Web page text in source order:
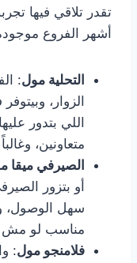
تقدر تلاقي فيها
أشهر الفروع
التحلية مول:
الزوار،
اللي بتدور
متعاونين،
الصيرفي ميقا
أو بتزور
سهل الوصول،
مناسب لو مش
فلامنجو مول: